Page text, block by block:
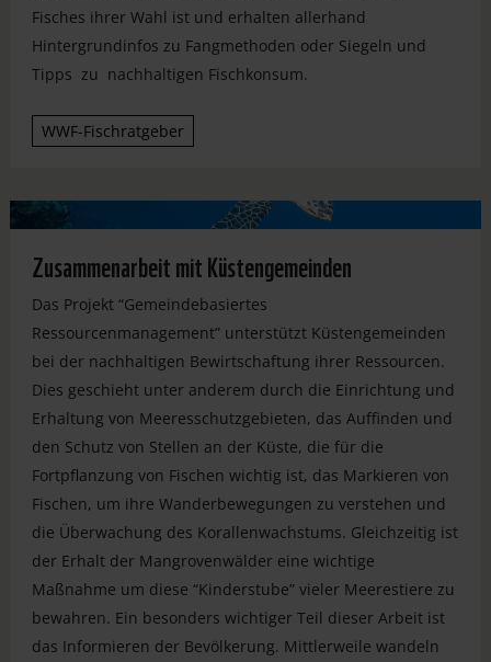
Fisches ihrer Wahl ist und erhalten allerhand
Hintergrundinfos zu Fangmethoden oder Siegeln und
Tipps zu nachhaltigen Fischkonsum.
WWF-Fischratgeber
Zusammenarbeit mit Küstengemeinden
Das Projekt “Gemeindebasiertes
Ressourcenmanagement” unterstützt Küstengemeinden
bei der nachhaltigen Bewirtschaftung ihrer Ressourcen.
Dies geschieht unter anderem durch die Einrichtung und
Erhaltung von Meeresschutzgebieten, das Auffinden und
den Schutz von Stellen an der Küste, die für die
Fortpflanzung von Fischen wichtig ist, das Markieren von
Fischen, um ihre Wanderbewegungen zu verstehen und
die Überwachung des Korallenwachstums. Gleichzeitig ist
der Erhalt der Mangrovenwälder eine wichtige
Maßnahme um diese “Kinderstube” vieler Meerestiere zu
bewahren. Ein besonders wichtiger Teil dieser Arbeit ist
das Informieren der Bevölkerung. Mittlerweile wandeln